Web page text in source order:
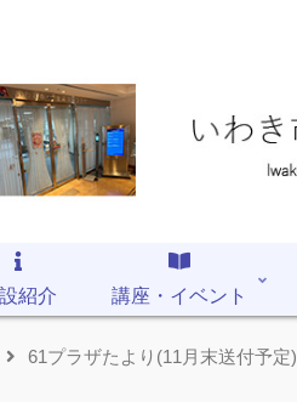
紹介 講座・イベント
61プラザたより(11月末送付予定)